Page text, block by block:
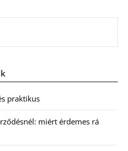
praktikus
miért érdemes rá